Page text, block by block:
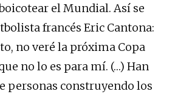
el Mundial. Así se
francés Eric Cantona:
no veré la próxima Copa
no lo es para mí. (…) Han
personas construyendo los